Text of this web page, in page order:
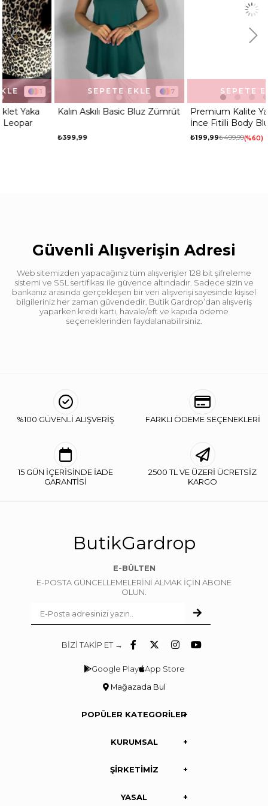
7
Kalın Askılı Basic Bluz Zümrüt
SEPETE EKLE 3
Premium Kalite Yarı Balıkçı
İnce Fitilli Body Bluz Beyaz
₺499,99 %60
SEPETE EKLE
Güvenli Alışverişin Adresi
Web sitemizden yapacağınız tüm alışverişler 128 bit şifreleme
sistemi ve SSL sertifikası ile güvence altındadır. Sadece sizin ve
bankanız arasında gerçekleşen bir veri alışverişi sayesinde kişisel
bilgileriniz her zaman güvendedir. Butik Gardrop’dan alışveriş
yaparken kredi kartı, havale/eft ve kapıda ödeme
seçeneklerinden faydalanabilirsiniz.
%100 GÜVENLİ ALIŞVERİŞ FARKLI ÖDEME SEÇENEKLERİ
15 GÜN İÇERİSİNDE İADE
GARANTİSİ
2500 TL VE ÜZERİ ÜCRETSİZ
KARGO
ButikGardrop
E-BÜLTEN
E-POSTA GÜNCELLEMELERİNİ ALMAK İÇİN ABONE
OLUN.
BİZİ TAKİP ET →
Google Play App Store
Mağazada Bul
POPÜLER KATEGORİLER
KURUMSAL
ŞİRKETİMİZ
YASAL